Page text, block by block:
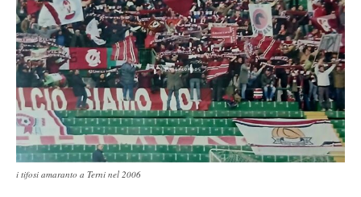
i tifosi amaranto a Terni nel 2006